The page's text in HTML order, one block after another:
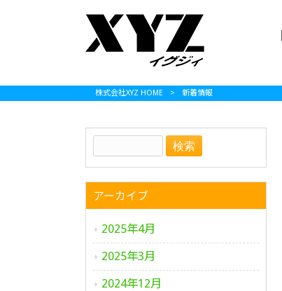
株式会社XYZ HOME > 新着情報
アーカイブ
2025年4月
2025年3月
2024年12月